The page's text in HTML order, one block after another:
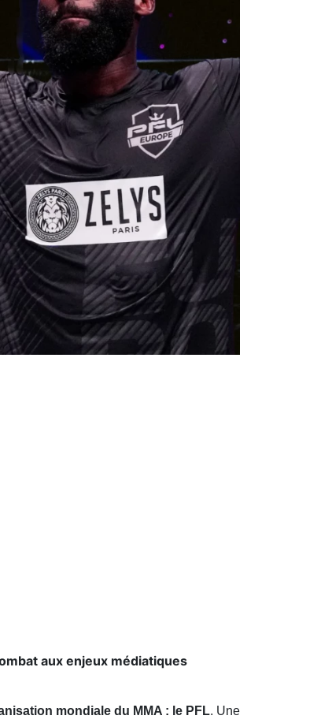
aux enjeux médiatiques
mondiale du MMA : le PFL. Une